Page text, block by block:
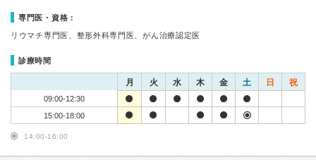
専門医・資格：
リウマチ専門医、整形外科専門医、がん治療認定医
診療時間
月 火 水 木 金 土 日 祝
09:00-12:30
15:00-18:00
14:00-16:00